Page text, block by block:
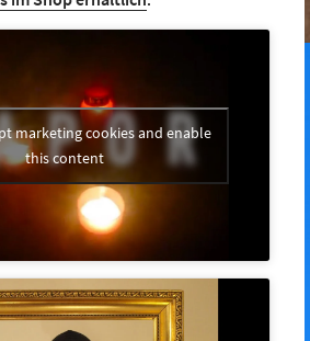
marketing cookies and enable
this content